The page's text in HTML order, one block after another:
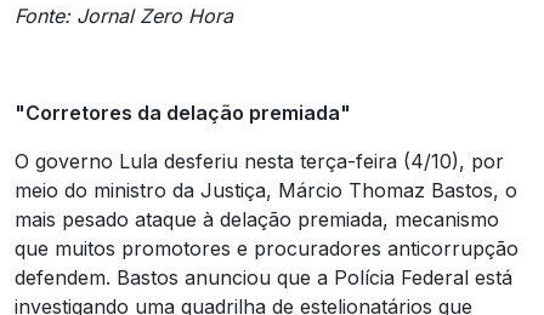
Fonte: Jornal Zero Hora
"Corretores da delação premiada"
O governo Lula desferiu nesta terça-feira (4/10), por
meio do ministro da Justiça, Márcio Thomaz Bastos, o
mais pesado ataque à delação premiada, mecanismo
que muitos promotores e procuradores anticorrupção
defendem. Bastos anunciou que a Polícia Federal está
investigando uma quadrilha de estelionatários que